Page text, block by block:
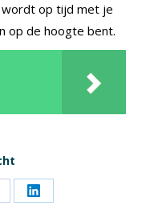
op tijd met je
op de hoogte bent.
Share